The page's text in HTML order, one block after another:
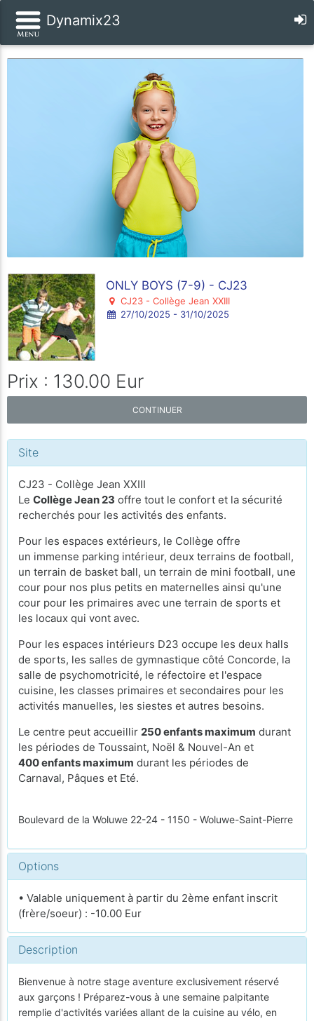
Dynamix23
ONLY BOYS (7-9) - CJ23
CJ23 - Collège Jean XXIII
27/10/2025 - 31/10/2025
Prix : 130.00 Eur
CONTINUER
Site
CJ23 - Collège Jean XXIII
Le Collège Jean 23 offre tout le confort et la sécurité
recherchés pour les activités des enfants.
Pour les espaces extérieurs, le Collège offre
un immense parking intérieur, deux terrains de football,
un terrain de basket ball, un terrain de mini football, une
cour pour nos plus petits en maternelles ainsi qu'une
cour pour les primaires avec une terrain de sports et
les locaux qui vont avec.
Pour les espaces intérieurs D23 occupe les deux halls
de sports, les salles de gymnastique côté Concorde, la
salle de psychomotricité, le réfectoire et l'espace
cuisine, les classes primaires et secondaires pour les
activités manuelles, les siestes et autres besoins.
Le centre peut accueillir 250 enfants maximum durant
les périodes de Toussaint, Noël & Nouvel-An et
400 enfants maximum durant les périodes de
Carnaval, Pâques et Eté.
Boulevard de la Woluwe 22-24 - 1150 - Woluwe-Saint-Pierre
Options
• Valable uniquement à partir du 2ème enfant inscrit
(frère/soeur) : -10.00 Eur
Description
Bienvenue à notre stage aventure exclusivement réservé
aux garçons ! Préparez-vous à une semaine palpitante
remplie d'activités variées allant de la cuisine au vélo, en